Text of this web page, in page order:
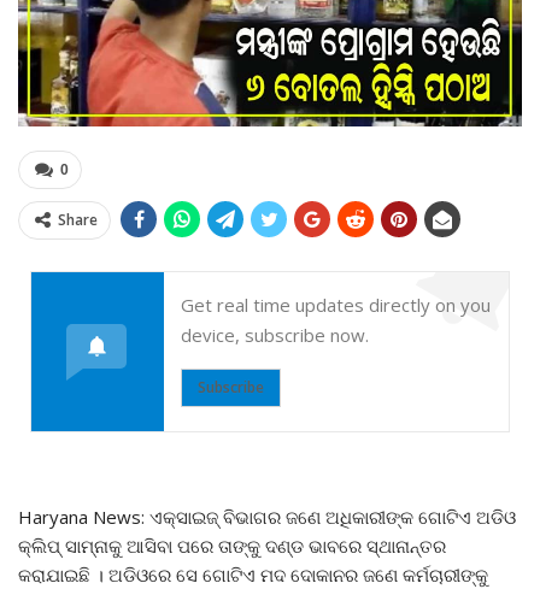
0
Share
Get real time updates directly on you
device, subscribe now.
Subscribe
Haryana News: ଏକ୍ସାଇଜ୍ ବିଭାଗର ଜଣେ ଅଧିକାରୀଙ୍କ ଗୋଟିଏ ଅଡିଓ
କ୍ଲିପ୍ ସାମ୍ନାକୁ ଆସିବା ପରେ ତାଙ୍କୁ ଦଣ୍ଡ ଭାବରେ ସ୍ଥାନାନ୍ତର
କରାଯାଇଛି । ଅଡିଓରେ ସେ ଗୋଟିଏ ମଦ ଦୋକାନର ଜଣେ କର୍ମଚାରୀଙ୍କୁ